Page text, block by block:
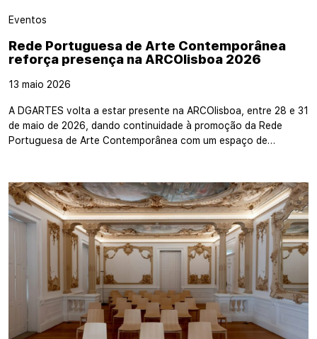
Eventos
Rede Portuguesa de Arte Contemporânea
reforça presença na ARCOlisboa 2026
13 maio 2026
A DGARTES volta a estar presente na ARCOlisboa, entre 28 e 31
de maio de 2026, dando continuidade à promoção da Rede
Portuguesa de Arte Contemporânea com um espaço de…